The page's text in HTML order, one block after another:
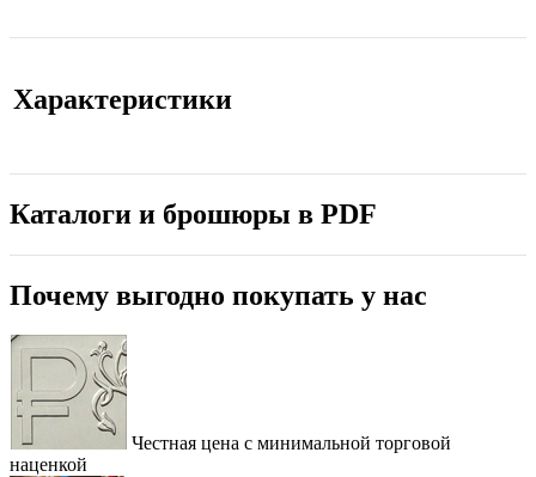
Характеристики
Каталоги и брошюры в PDF
Почему выгодно покупать у нас
Честная цена с минимальной торговой
наценкой